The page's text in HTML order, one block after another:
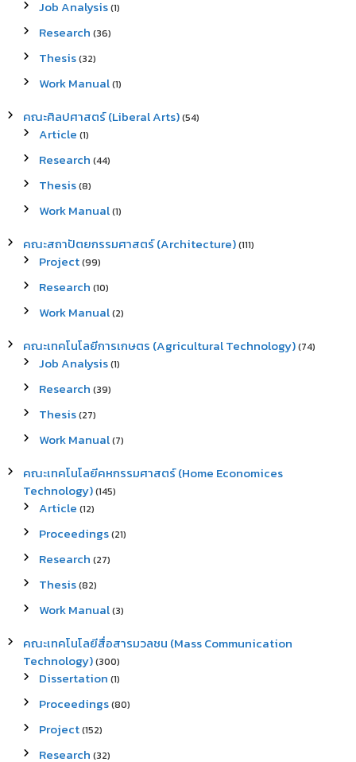
Job Analysis(1)
Research (36)
Thesis(32)
Work Manual(1)
คณะศิลปศาสตร์ (Liberal Arts)(54)
Article (1)
Research (44)
Thesis(8)
Work Manual(1)
คณะสถาปัตยกรรมศาสตร์ (Architecture)(111)
Project(99)
Research (10)
Work Manual(2)
คณะเทคโนโลยีการเกษตร (Agricultural Technology)(74)
Job Analysis(1)
Research (39)
Thesis(27)
Work Manual(7)
คณะเทคโนโลยีคหกรรมศาสตร์ (Home Economices
Technology)(145)
Article (12)
Proceedings(21)
Research (27)
Thesis(82)
Work Manual(3)
คณะเทคโนโลยีสื่อสารมวลชน (Mass Communication
Technology)(300)
Dissertation (1)
Proceedings(80)
Project(152)
Research (32)